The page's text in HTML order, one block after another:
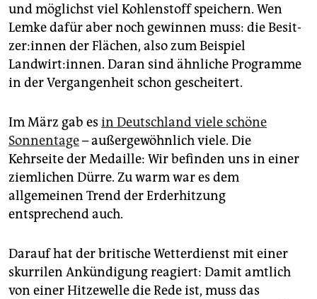
und möglichst viel Kohlenstoff speichern. Wen
Lemke dafür aber noch gewinnen muss: die Be­sit­
ze­r:in­nen der Flächen, also zum Beispiel
Landwirt:innen. Daran sind ähnliche Programme
in der Vergangenheit schon gescheitert.
Im März gab es in Deutschland viele schöne
Sonnentage– außergewöhnlich viele. Die
Kehrseite der Medaille: Wir befinden uns in einer
ziemlichen Dürre. Zu warm war es dem
allgemeinen Trend der Erderhitzung
entsprechend auch.
Darauf hat der britische Wetterdienst mit einer
skurrilen Ankündigung reagiert: Damit amtlich
von einer Hitzewelle die Rede ist, muss das